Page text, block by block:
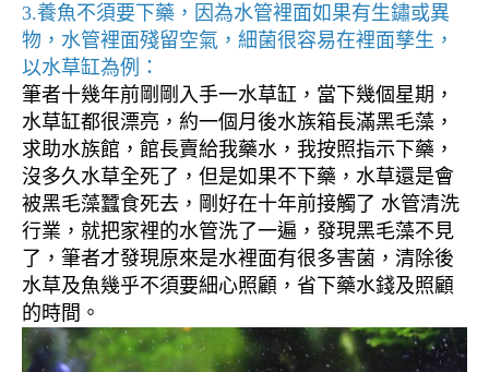
3.養魚不須要下藥，因為水管裡面如果有生鏽或異
物，水管裡面殘留空氣，細菌很容易在裡面孳生，
以水草缸為例：
筆者十幾年前剛剛入手一水草缸，當下幾個星期，
水草缸都很漂亮，約一個月後水族箱長滿黑毛藻，
求助水族館，館長賣給我藥水，我按照指示下藥，
沒多久水草全死了，但是如果不下藥，水草還是會
被黑毛藻蠶食死去，剛好在十年前接觸了 水管清洗
行業，就把家裡的水管洗了一遍，發現黑毛藻不見
了，筆者才發現原來是水裡面有很多害菌，清除後
水草及魚幾乎不須要細心照顧，省下藥水錢及照顧
的時間。